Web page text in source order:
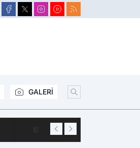
GALERİ
01:44